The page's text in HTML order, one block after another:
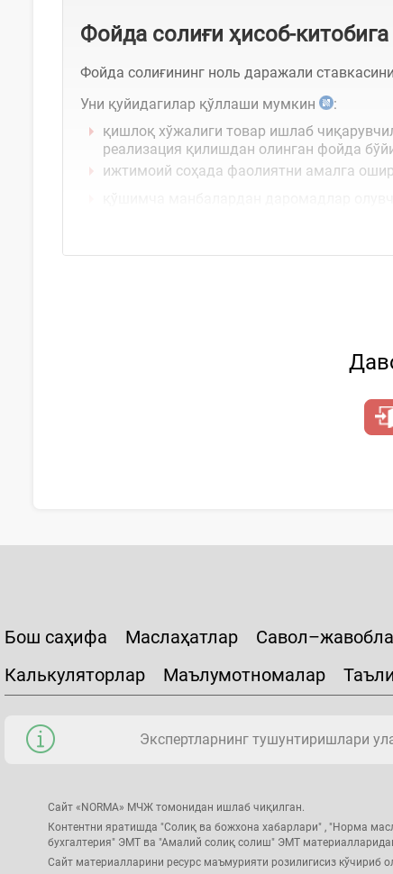
Фойда солиғи ҳисоб-
Фойда солиғининг ноль даражали
Уни қуйидагилар қўллаши мумкин
:
қишлоқ хўжалиги товар ишлаб
реализация қилишдан олинган фойда
ижтимоий соҳада фаолиятни амалга
Бош саҳифа Маслаҳатлар
Калькуляторлар
Маълумотномалар
Экспертларнинг тушунтиришлари
Сайт «NORMA» МЧЖ томонидан ишлаб чиқилган.
Контентни яратишда "Солиқ ва божхона хабарлари" , "Норма
бухгалтерия" ЭМТ ва "Амалий солиқ солиш" ЭМТ
Сайт материалларини ресурс маъмурияти розилигисиз кўчириб